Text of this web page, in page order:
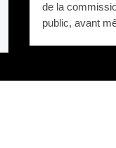
de la
public, avant